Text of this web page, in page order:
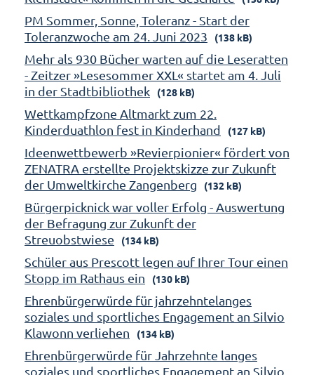
PM Sommer, Sonne, Toleranz - Start der
Toleranzwoche am 24. Juni 2023
(138 kB)
Mehr als 930 Bücher warten auf die Leseratten
- Zeitzer »Lesesommer XXL« startet am 4. Juli
in der Stadtbibliothek
(128 kB)
Wettkampfzone Altmarkt zum 22.
Kinderduathlon fest in Kinderhand
(127 kB)
Ideenwettbewerb »Revierpionier« fördert von
ZENATRA erstellte Projektskizze zur Zukunft
der Umweltkirche Zangenberg
(132 kB)
Bürgerpicknick war voller Erfolg - Auswertung
der Befragung zur Zukunft der
Streuobstwiese
(134 kB)
Schüler aus Prescott legen auf Ihrer Tour einen
Stopp im Rathaus ein
(130 kB)
Ehrenbürgerwürde für jahrzehntelanges
soziales und sportliches Engagement an Silvio
Klawonn verliehen
(134 kB)
Ehrenbürgerwürde für Jahrzehnte langes
soziales und sportliches Engagement an Silvio